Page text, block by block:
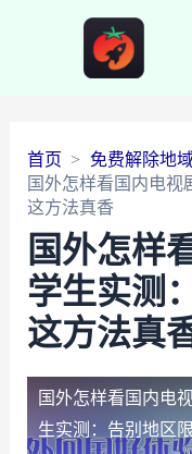
首页
免费解除地
国外怎样看国内电视
这方法真香
国外怎样
学生实测
这方法真
国外怎样看国内电
生实测：告别地区